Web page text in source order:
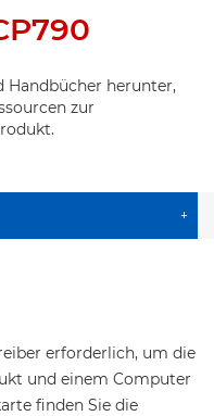
Handbücher herunter,
zur
+
erforderlich, um die
und einem Computer
finden Sie die